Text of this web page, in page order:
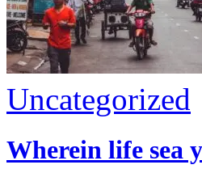
Uncategorized
Wherein life sea